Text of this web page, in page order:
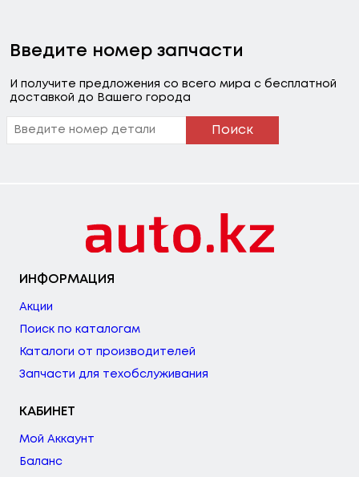
Введите номер запчасти
И получите предложения со всего мира с бесплатной
доставкой до Вашего города
Поиск
ИНФОРМАЦИЯ
Акции
Поиск по каталогам
Каталоги от производителей
Запчасти для техобслуживания
КАБИНЕТ
Мой Аккаунт
Баланс